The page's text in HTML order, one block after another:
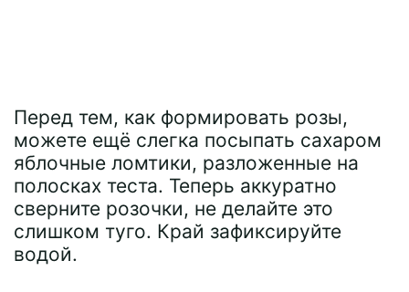
Перед тем, как формировать розы,
можете ещё слегка посыпать сахаром
яблочные ломтики, разложенные на
полосках теста. Теперь аккуратно
сверните розочки, не делайте это
слишком туго. Край зафиксируйте
водой.